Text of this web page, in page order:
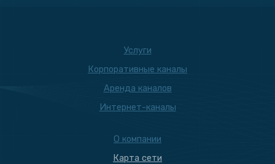
Услуги
Корпоративные каналы
Аренда каналов
Интернет-каналы
О компании
Карта сети